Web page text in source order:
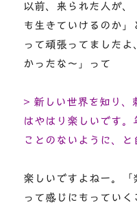
以前、来られた人が、
も生きていけるのか
って頑張ってました
かったな～」って
> 新しい世界を知り、
はやはり楽しいです。
ことのないように、と
楽しいですよねー。「
って感じにもってい